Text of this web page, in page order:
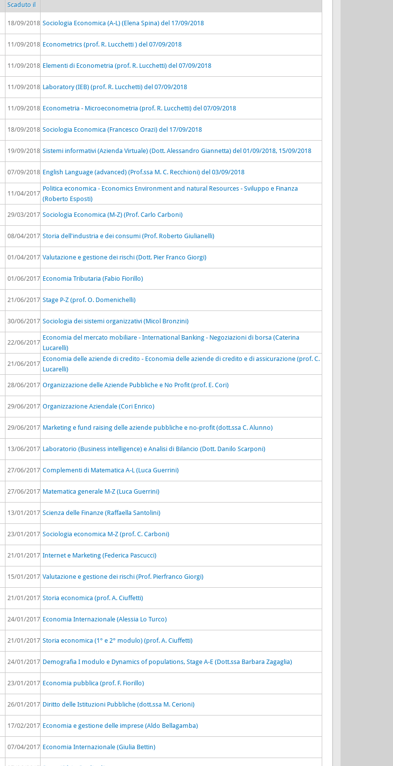
Scaduto il
18/09/2018 Sociologia Economica (A-L) (Elena Spina) del 17/09/2018
11/09/2018 Econometrics (prof. R. Lucchetti ) del 07/09/2018
11/09/2018 Elementi di Econometria (prof. R. Lucchetti) del 07/09/2018
11/09/2018 Laboratory (IEB) (prof. R. Lucchetti) del 07/09/2018
11/09/2018 Econometria - Microeconometria (prof. R. Lucchetti) del 07/09/2018
18/09/2018 Sociologia Economica (Francesco Orazi) del 17/09/2018
19/09/2018 Sistemi informativi (Azienda Virtuale) (Dott. Alessandro Giannetta) del 01/09/2018, 15/09/2018
07/09/2018 English Language (advanced) (Prof.ssa M. C. Recchioni) del 03/09/2018
11/04/2017
Politica economica - Economics Environment and natural Resources - Sviluppo e Finanza
(Roberto Esposti)
29/03/2017 Sociologia Economica (M-Z) (Prof. Carlo Carboni)
08/04/2017 Storia dell'industria e dei consumi (Prof. Roberto Giulianelli)
01/04/2017 Valutazione e gestione dei rischi (Dott. Pier Franco Giorgi)
01/06/2017 Economia Tributaria (Fabio Fiorillo)
21/06/2017 Stage P-Z (prof. O. Domenichelli)
30/06/2017 Sociologia dei sistemi organizzativi (Micol Bronzini)
22/06/2017
Economia del mercato mobiliare - International Banking - Negoziazioni di borsa (Caterina
Lucarelli)
21/06/2017
Economia delle aziende di credito - Economia delle aziende di credito e di assicurazione (prof. C.
Lucarelli)
28/06/2017 Organizzazione delle Aziende Pubbliche e No Profit (prof. E. Cori)
29/06/2017 Organizzazione Aziendale (Cori Enrico)
29/06/2017 Marketing e fund raising delle aziende pubbliche e no-profit (dott.ssa C. Alunno)
13/06/2017 Laboratorio (Business intelligence) e Analisi di Bilancio (Dott. Danilo Scarponi)
27/06/2017 Complementi di Matematica A-L (Luca Guerrini)
27/06/2017 Matematica generale M-Z (Luca Guerrini)
13/01/2017 Scienza delle Finanze (Raffaella Santolini)
23/01/2017 Sociologia economica M-Z (prof. C. Carboni)
21/01/2017 Internet e Marketing (Federica Pascucci)
15/01/2017 Valutazione e gestione dei rischi (Prof. Pierfranco Giorgi)
21/01/2017 Storia economica (prof. A. Ciuffetti)
24/01/2017 Economia Internazionale (Alessia Lo Turco)
21/01/2017 Storia economica (1° e 2° modulo) (prof. A. Ciuffetti)
24/01/2017 Demografia I modulo e Dynamics of populations, Stage A-E (Dott.ssa Barbara Zagaglia)
23/01/2017 Economia pubblica (prof. F. Fiorillo)
26/01/2017 Diritto delle Istituzioni Pubbliche (dott.ssa M. Cerioni)
17/02/2017 Economia e gestione delle imprese (Aldo Bellagamba)
07/04/2017 Economia Internazionale (Giulia Bettin)